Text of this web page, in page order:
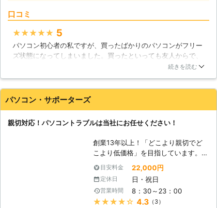
のような声をたくさん頂きました。
阿部ITサービス事務所では、さまざま
なパソコントラブルでお困りの方のお
役に立ちたく、安心の格安料金での出
張サポートサービス(パソコン修理、
快適なパソコン環境づくり！」に全力
でお手伝いさせていただきます。どう
ぞよろしくお願いいたします。 【パ
ソコンは精密機械です】 周辺機器を
購入した時、うまく接続出来ないとい
った経験はございませんか？ただ間違
えているだけであれば、大きな問題に
なることはあまりありません。しか
し、間違っていることに気付かずに無
口コミ
★★★★★ 5
パソコン初心者の私ですが、買ったばかりのパソコンがフリー
ズ状態になってしまいました。買ったといっても友人からで、
症状をを説明するには距離もあったため、業者さんを探して依
く、来て頂いてすぐ修理が完了しました。私がパソコンのこと
を良くわかっていないことにも問題がありますが、わかるよう
続きを読む
パソコン・サポーターズ
親切対応！パソコントラブルは当社にお任せください！
創業13年以上！「どこより親切でど
こより低価格」を目指しています。高
いリピート率がお客様満足を実証！パ
ソコン修理・データ復旧・各種トラブ
ルなど、パソコンサポートのことなら
「パソコンサポーターズ」におまかせ
下さい！大阪を拠点に大阪・奈良全域
目安料金 22,000円
定休日 日・祝日
営業時間 8：30～23：00
★★★★★ 4.3 （3）